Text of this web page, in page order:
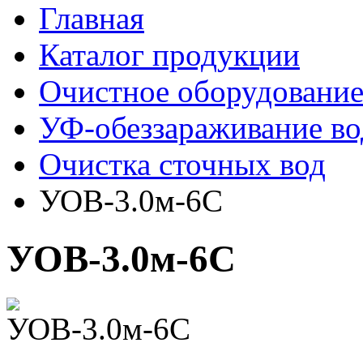
Главная
Каталог продукции
Очистное оборудование
УФ-обеззараживание
Очистка сточных вод
УОВ-3.0м-6C
УОВ-3.0м-6C